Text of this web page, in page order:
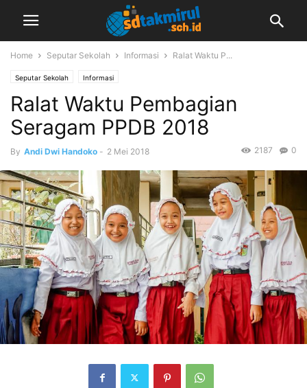
Home Seputar Sekolah Informasi Ralat Waktu P...
Seputar Sekolah Informasi
Ralat Waktu Pembagian
Seragam PPDB 2018
By Andi Dwi Handoko - 2 Mei 2018 0
2187